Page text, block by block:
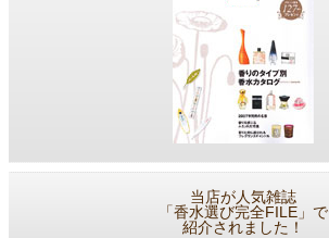
当店が人気雑誌
「香水選び完全FILE」で
紹介されました！